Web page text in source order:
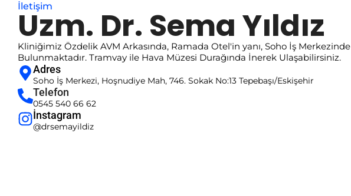
İletişim
Uzm. Dr. Sema Yıldız
Kliniğimiz Özdelik AVM Arkasında, Ramada Otel'in yanı, Soho İş Merkezinde
Bulunmaktadır. Tramvay ile Hava Müzesi Durağında İnerek Ulaşabilirsiniz.
Adres
Soho İş Merkezi, Hoşnudiye Mah, 746. Sokak No:13 Tepebaşı/Eskişehir
Telefon
0545 540 66 62
İnstagram
@drsemayildiz